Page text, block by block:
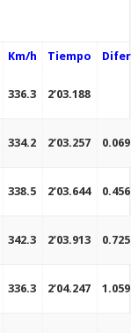
Km/h Tiempo
336.3 2’03.188
334.2 2’03.257
338.5 2’03.644
342.3 2’03.913
336.3 2’04.247